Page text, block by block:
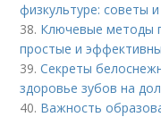
физкультуре: советы
38. Ключевые методы
простые и
39.Секреты
здоровье зубов на
40. Важность